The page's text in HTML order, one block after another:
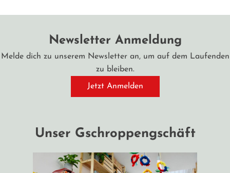
Newsletter Anmeldung
Melde dich zu unserem Newsletter an, um auf dem Laufenden
zu bleiben.
Jetzt Anmelden
Unser Gschroppengschäft